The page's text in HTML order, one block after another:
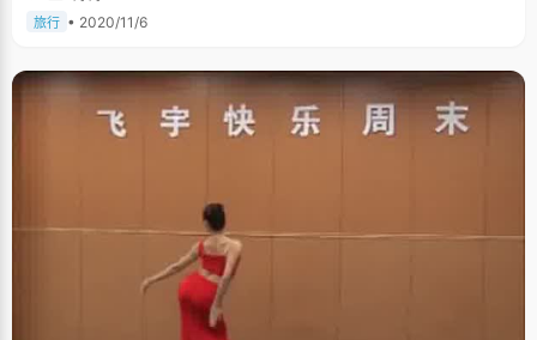
方考上来的孩子，林佳瑞的压力特别大，本来就内向的性格更加不敢说话
卡，鼓励林佳瑞好好努力。 这张贺卡，林佳瑞一直很好的保存着，他说，"如
今能取得这么好的成绩，得感谢老师们的教导"。直到现在，林佳瑞依然保持
着跟以往老师的联系，有时间就会给老师们打电话。 如今在清华已经三年时
间了，林佳瑞一直都非常努力，虽然来自乌鲁木齐，基础跟内陆的学校相比
他目前的打算是争取上研究生，然后再工作或者出国深造。现在哥哥工作
了，自己也能独立了，家庭负担轻了，林佳瑞希望能在学习上走得更远些。
旅行 • 2020/11/6